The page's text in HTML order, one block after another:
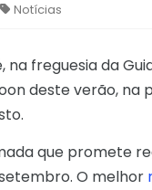
Notícias
na freguesia da
deste verão, na
que promete
O melhor